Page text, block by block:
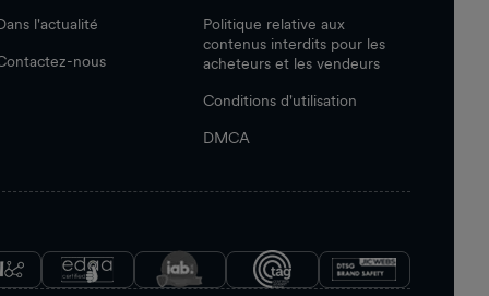
l'actualité
nous
Politique relative aux
contenus interdits pour les
acheteurs et les vendeurs
Conditions d'utilisation
DMCA